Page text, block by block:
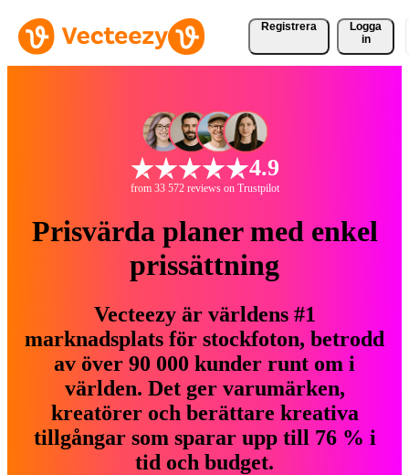
Registrera
Logga
in
4.9
from 33 572 reviews on Trustpilot
Prisvärda planer med enkel
prissättning
Vecteezy är världens #1
marknadsplats för stockfoton, betrodd
av över 90 000 kunder runt om i
världen. Det ger varumärken,
kreatörer och berättare kreativa
tillgångar som sparar upp till 76 % i
tid och budget.